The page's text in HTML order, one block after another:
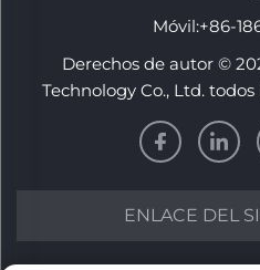
Móvil:+86-
Derechos de autor ©
Technology Co., Ltd.
ENLACE DEL